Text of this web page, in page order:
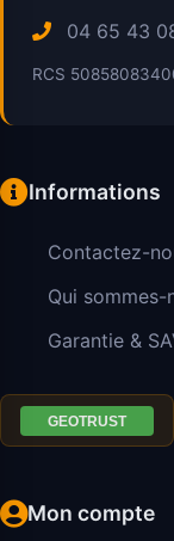
04 65 43
RCS
Informations
Contactez-
Qui sommes-
Garantie &
Mon compte